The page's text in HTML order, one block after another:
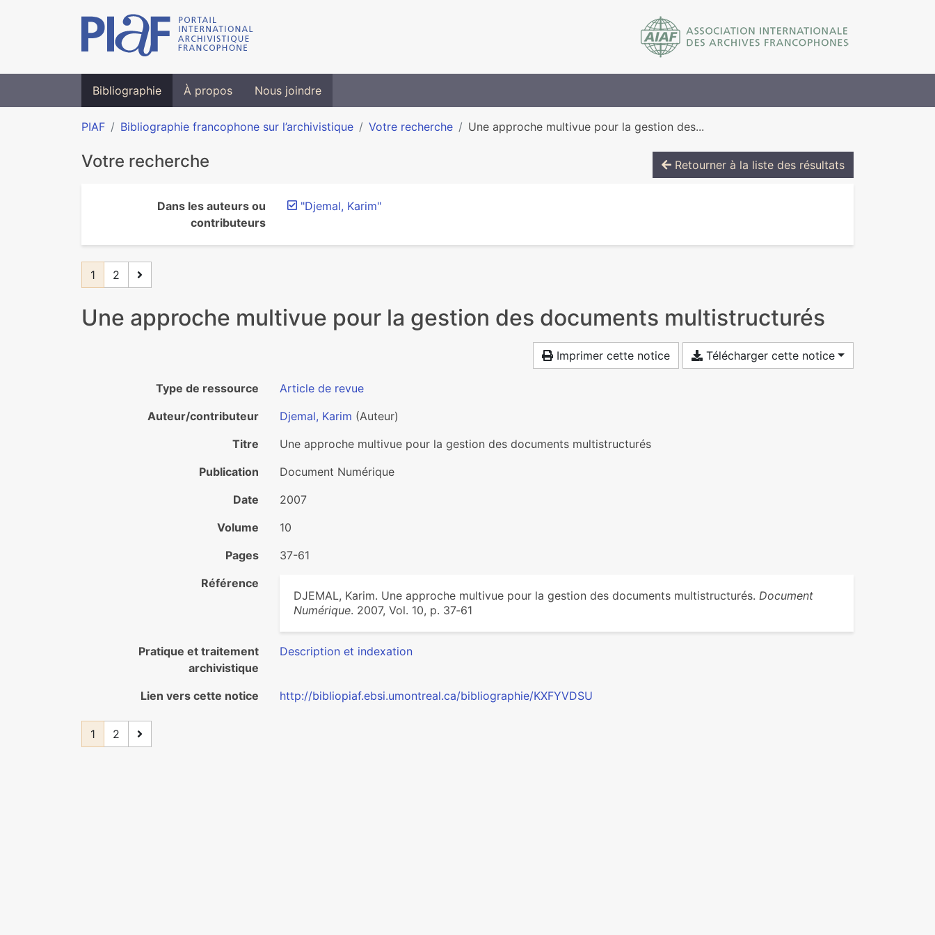
Bibliographie À propos Nous joindre
PIAF Bibliographie francophone sur l’archivistique Votre recherche Une approche multivue pour la gestion des...
Votre recherche Retourner à la liste des résultats
Dans les auteurs ou
contributeurs
"Djemal, Karim"
1 2
Une approche multivue pour la gestion des documents multistructurés
Imprimer cette notice Télécharger cette notice
Type de ressource
Article de revue
Auteur/contributeur
Djemal, Karim (Auteur)
Titre
Une approche multivue pour la gestion des documents multistructurés
Publication
Document Numérique
Date
2007
Volume
10
Pages
37-61
Référence
DJEMAL, Karim. Une approche multivue pour la gestion des documents multistructurés. Document
Numérique. 2007, Vol. 10, p. 37‑61
Pratique et traitement
archivistique
Description et indexation
Lien vers cette notice http://bibliopiaf.ebsi.umontreal.ca/bibliographie/KXFYVDSU
1 2